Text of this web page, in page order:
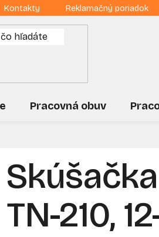
Kontakty Reklamačný poriadok
Pracovná obuv
TN-210,